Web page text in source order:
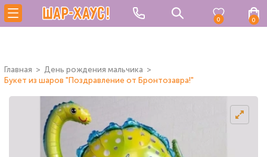
0 0
Главная
День рождения мальчика
Букет из шаров "Поздравление от Бронтозавра!"